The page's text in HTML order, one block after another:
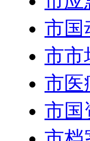
市国
市市
市医
市国